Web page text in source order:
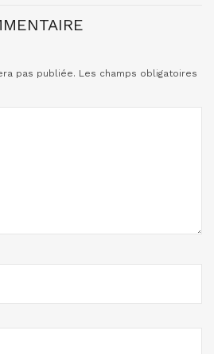
pas publiée. Les champs obligatoires